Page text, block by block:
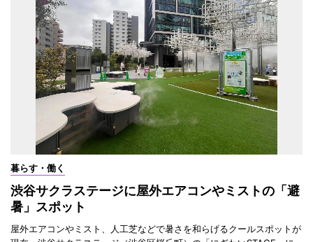
暮らす・働く
渋谷サクラステージに屋外エアコンやミストの「避
暑」スポット
屋外エアコンやミスト、人工芝などで暑さを和らげるクールスポットが